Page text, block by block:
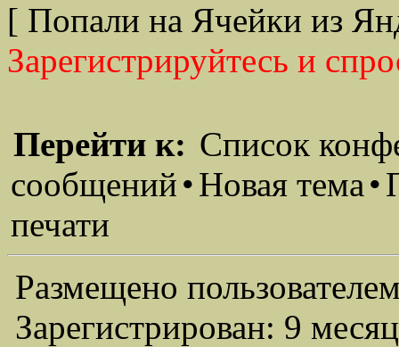
[ Попали на Ячейки из
Зарегистрируйтесь и
Перейти к: Список
сообщений•Новая тема•
печати
Размещено
Зарегистрирован: 9